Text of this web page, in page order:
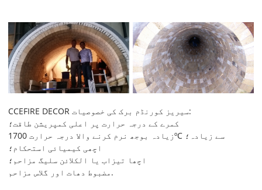
CCEFIRE DECOR سیریز کورنڈم برک کی خصوصیات:
کمرے کے درجہ حرارت پر اعلی کمپریشن طاقت؛
زیادہ بوجھ نرم کرنے والا درجہ حرارت 1700ºC سے زیادہ؛
اچھی کیمیائی استحکام؛
اچھا تیزاب یا الکلائن سلیگ مزاحم؛
مضبوط دھات اور گلاس مزاحم.